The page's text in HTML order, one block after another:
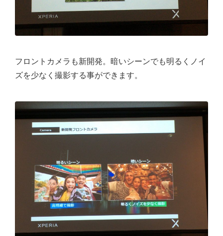
フロントカメラも新開発。暗いシーンでも明るくノイ
ズを少なく撮影する事ができます。